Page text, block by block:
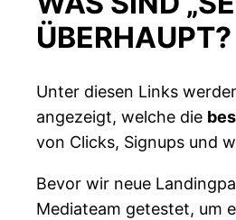
ÜBERHAUPT?
Unter diesen Links
angezeigt, welche die
von Clicks, Signups und
Bevor wir neue
Mediateam getestet, um